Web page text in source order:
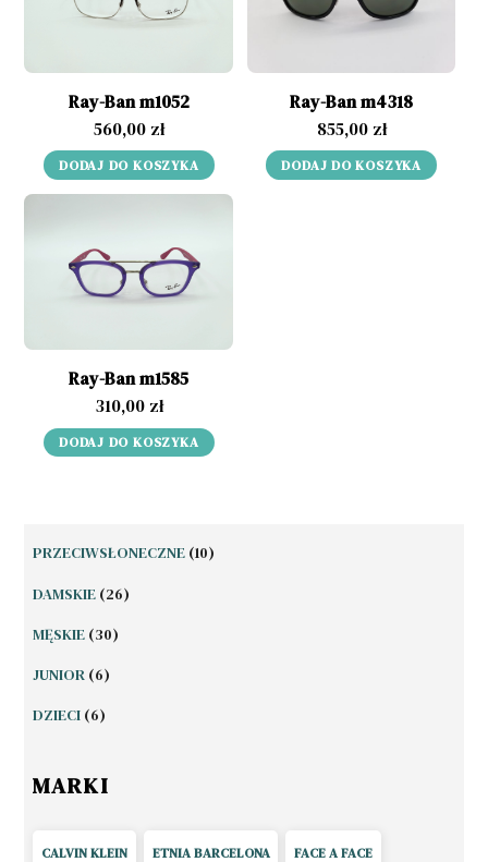
Ray-Ban m1052
560,00 zł
DODAJ DO KOSZYKA
Ray-Ban m4318
855,00 zł
DODAJ DO KOSZYKA
Ray-Ban m1585
310,00 zł
DODAJ DO KOSZYKA
PRZECIWSŁONECZNE 1010
DAMSKIE 2626
MĘSKIE 3030
JUNIOR 66
DZIECI 66
MARKI
CALVIN KLEIN ETNIA BARCELONA FACE A FACE